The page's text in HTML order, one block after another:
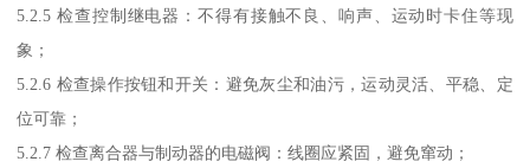
5.2.5 检查控制继电器：不得有接触不良、响声、运动时卡住等现
象；
5.2.6 检查操作按钮和开关：避免灰尘和油污，运动灵活、平稳、定
位可靠；
5.2.7 检查离合器与制动器的电磁阀：线圈应紧固，避免窜动；